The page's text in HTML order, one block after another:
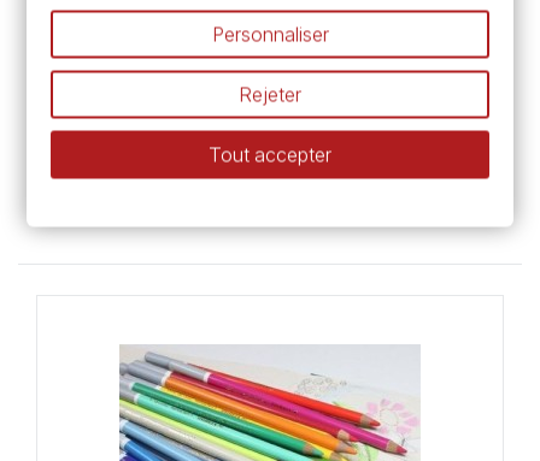
Sennelier
Fixatif Latour pour pastels sec -
Personnaliser
Rejeter
Tout accepter